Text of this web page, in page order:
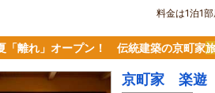
料金は1泊1
「離れ」オープン！ 伝統建築の京町家
京町家 楽遊